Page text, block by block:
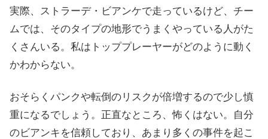
実際、ストラーデ・ビアンケで走っているけど、チー
ムでは、そのタイプの地形でうまくやっている人がた
くさんいる。私はトッププレーヤーがどのように動く
かわからない。
おそらくパンクや転倒のリスクが倍増するので少し慎
重になるでしょう。正直なところ、怖くはない。自分
のビアンキを信頼しており、あまり多くの事件を起こ